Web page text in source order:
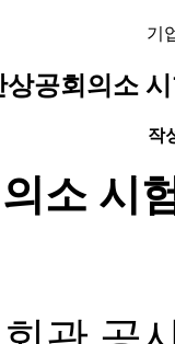
기
상공회의소
작
소 시